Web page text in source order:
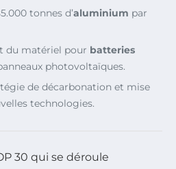
tonnes d’aluminium par
du matériel pour batteries
photovoltaïques.
de décarbonation et mise
technologies.
30 qui se déroule